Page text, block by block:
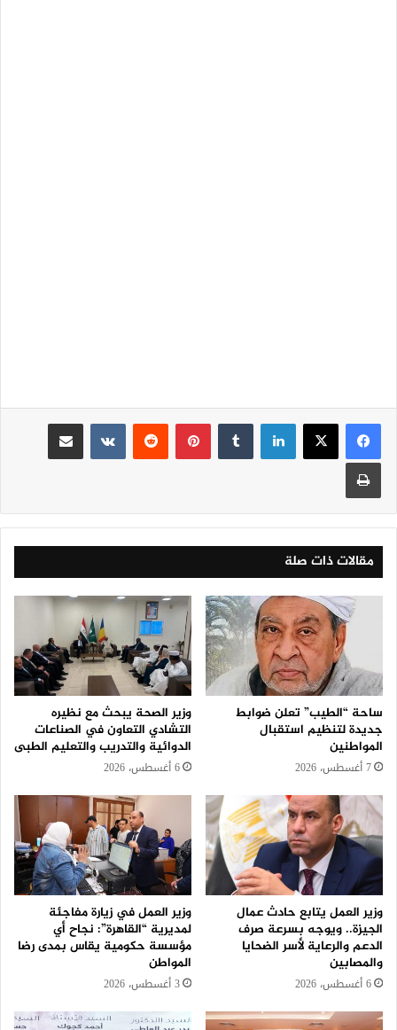
لينكدإن بينتيريست
مقالات ذات صلة
ساحة “الطيب” تعلن ضوابط
جديدة لتنظيم استقبال
المواطنين
7 أغسطس، 2026
وزير الصحة يبحث مع نظيره
التشادي التعاون في الصناعات
الدوائية والتدريب والتعليم الطبى
6 أغسطس، 2026
وزير العمل يتابع حادث عمال
الجيزة.. ويوجه بسرعة صرف
الدعم والرعاية لأسر الضحايا
والمصابين
6 أغسطس، 2026
وزير العمل في زيارة مفاجئة
لمديرية “القاهرة”: نجاح أي
مؤسسة حكومية يقاس بمدى رضا
المواطن
3 أغسطس، 2026